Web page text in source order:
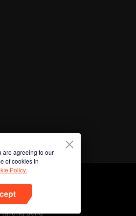
are agreeing to our
of cookies in
Policy.
tải ứng dụng